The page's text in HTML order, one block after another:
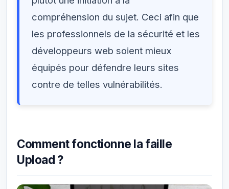
compréhension du sujet. Ceci afin que
les professionnels de la sécurité et les
développeurs web soient mieux
équipés pour défendre leurs sites
contre de telles vulnérabilités.
Comment fonctionne la faille
Upload ?